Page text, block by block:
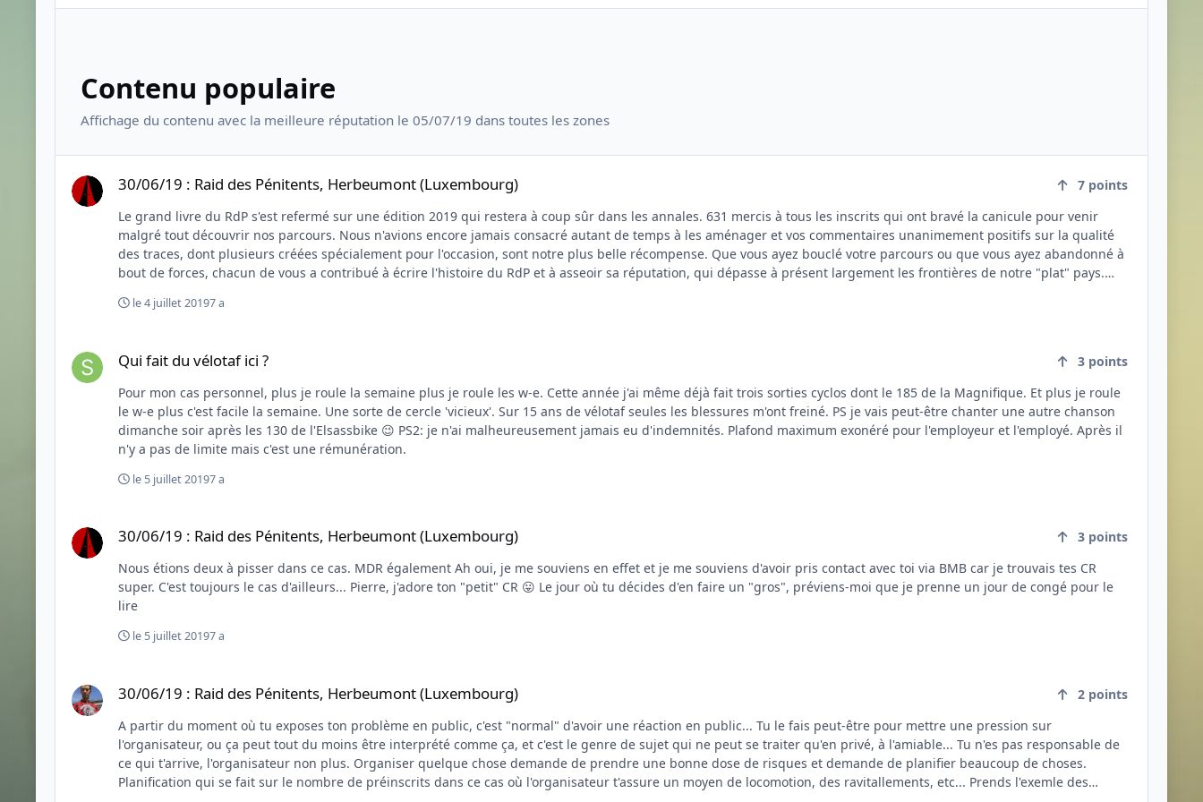
Contenu populaire
Affichage du contenu avec la meilleure réputation le 05/07/19 dans toutes les zones
30/06/19 : Raid des Pénitents, Herbeumont (Luxembourg) 7 points
Le grand livre du RdP s'est refermé sur une édition 2019 qui restera à coup sûr dans les annales. 631 mercis à tous les inscrits qui ont bravé la canicule pour venir
malgré tout découvrir nos parcours. Nous n'avions encore jamais consacré autant de temps à les aménager et vos commentaires unanimement positifs sur la qualité
des traces, dont plusieurs créées spécialement pour l'occasion, sont notre plus belle récompense. Que vous ayez bouclé votre parcours ou que vous ayez abandonné à
bout de forces, chacun de vous a contribué à écrire l'histoire du RdP et à asseoir sa réputation, qui dépasse à présent largement les frontières de notre "plat" pays.
sans la centaine de bénévoles qui ont été à pied d'oeuvre, non seulement le jour de l'événement, mais plusieurs jours avant et après celui-ci, et toujours avec une
de nous. On vous donne d'ores et déjà rendez-vous le 31 mai 2020 pour la sixième édition. Bons rides à toutes et tous. We love you ! Je te réponds en MP mais sache
que je n'ai pas eu une minute à moi depuis plus d'une semaine et que nous avons terminé de déflécher mardi à 23h. Pour couronner le tout, je devais partir en Suisse
pour le boulot à... 4h du mat' mercredi. J'y suis dailleurs encore. Du coup, je dois d'abord gérer les choses prioritaires. Cela dit, comme d'autres te l'ont expliqué, si on
doit commencer à rembourser tous ceux qui ont un empêchement de dernière minute, ça devient le bordel. De plus, je ne te cache pas que je l'ai particulièrement
mauvaise dès lors que tu m'as fait rouvrir les inscriptions exprès pour toi. Honnêtement, si j'ai dix mecs comme toi à gérer, je deviens dingue. Mets-toi 2 mins à ma
place...
le 4 juillet 20197 a
Qui fait du vélotaf ici ? 3 points
Pour mon cas personnel, plus je roule la semaine plus je roule les w-e. Cette année j'ai même déjà fait trois sorties cyclos dont le 185 de la Magnifique. Et plus je roule
le w-e plus c'est facile la semaine. Une sorte de cercle 'vicieux'. Sur 15 ans de vélotaf seules les blessures m'ont freiné. PS je vais peut-être chanter une autre chanson
dimanche soir après les 130 de l'Elsassbike 😉 PS2: je n'ai malheureusement jamais eu d'indemnités. Plafond maximum exonéré pour l'employeur et l'employé. Après il
n'y a pas de limite mais c'est une rémunération.
le 5 juillet 20197 a
30/06/19 : Raid des Pénitents, Herbeumont (Luxembourg) 3 points
Nous étions deux à pisser dans ce cas. MDR également Ah oui, je me souviens en effet et je me souviens d'avoir pris contact avec toi via BMB car je trouvais tes CR
super. C'est toujours le cas d'ailleurs... Pierre, j'adore ton "petit" CR 😛 Le jour où tu décides d'en faire un "gros", préviens-moi que je prenne un jour de congé pour le
lire
le 5 juillet 20197 a
30/06/19 : Raid des Pénitents, Herbeumont (Luxembourg) 2 points
A partir du moment où tu exposes ton problème en public, c'est "normal" d'avoir une réaction en public... Tu le fais peut-être pour mettre une pression sur
l'organisateur, ou ça peut tout du moins être interprété comme ça, et c'est le genre de sujet qui ne peut se traiter qu'en privé, à l'amiable... Tu n'es pas responsable de
ce qui t'arrive, l'organisateur non plus. Organiser quelque chose demande de prendre une bonne dose de risques et demande de planifier beaucoup de choses.
Planification qui se fait sur le nombre de préinscrits dans ce cas où l'organisateur t'assure un moyen de locomotion, des ravitallements, etc... Prends l'exemle des